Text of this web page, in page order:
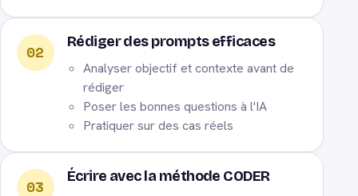
02
Rédiger des prompts efficaces
Analyser objectif et contexte avant de
rédiger
Poser les bonnes questions à l'IA
Pratiquer sur des cas réels
03
Écrire avec la méthode CODER